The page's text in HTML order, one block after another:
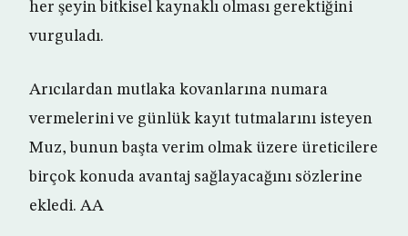
her şeyin bitkisel kaynaklı olması gerektiğini
vurguladı.
Arıcılardan mutlaka kovanlarına numara
vermelerini ve günlük kayıt tutmalarını isteyen
Muz, bunun başta verim olmak üzere üreticilere
birçok konuda avantaj sağlayacağını sözlerine
ekledi. AA